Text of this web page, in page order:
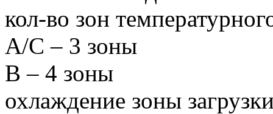
кол-во зон
A/C – 3 зоны
B – 4 зоны
охлаждение зоны